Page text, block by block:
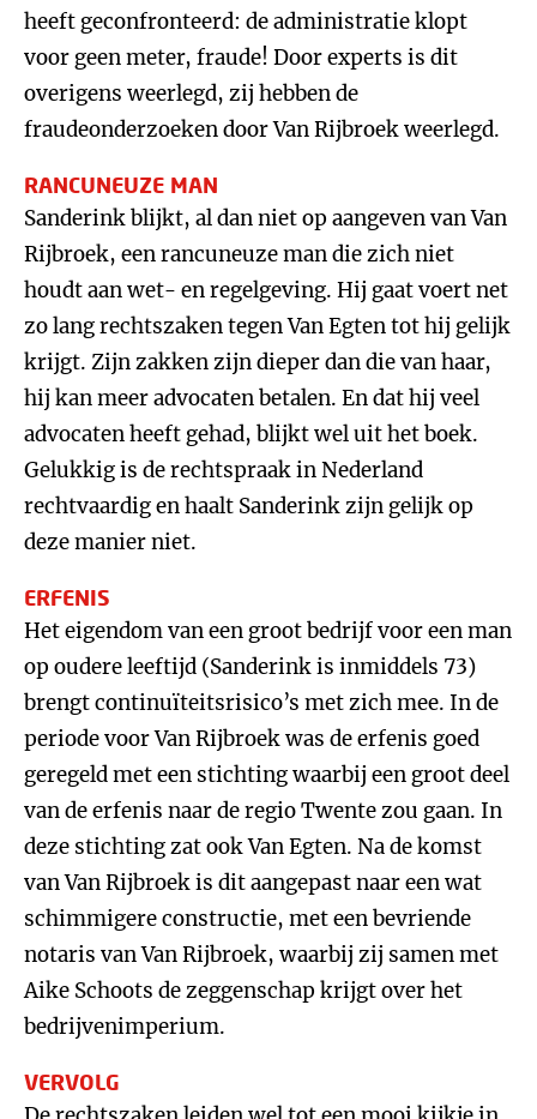
heeft geconfronteerd: de administratie klopt
voor geen meter, fraude! Door experts is dit
overigens weerlegd, zij hebben de
fraudeonderzoeken door Van Rijbroek weerlegd.
RANCUNEUZE MAN
Sanderink blijkt, al dan niet op aangeven van Van
Rijbroek, een rancuneuze man die zich niet
houdt aan wet- en regelgeving. Hij gaat voert net
zo lang rechtszaken tegen Van Egten tot hij gelijk
krijgt. Zijn zakken zijn dieper dan die van haar,
hij kan meer advocaten betalen. En dat hij veel
advocaten heeft gehad, blijkt wel uit het boek.
Gelukkig is de rechtspraak in Nederland
rechtvaardig en haalt Sanderink zijn gelijk op
deze manier niet.
ERFENIS
Het eigendom van een groot bedrijf voor een man
op oudere leeftijd (Sanderink is inmiddels 73)
brengt continuïteitsrisico’s met zich mee. In de
periode voor Van Rijbroek was de erfenis goed
geregeld met een stichting waarbij een groot deel
van de erfenis naar de regio Twente zou gaan. In
deze stichting zat ook Van Egten. Na de komst
van Van Rijbroek is dit aangepast naar een wat
schimmigere constructie, met een bevriende
notaris van Van Rijbroek, waarbij zij samen met
Aike Schoots de zeggenschap krijgt over het
bedrijvenimperium.
VERVOLG